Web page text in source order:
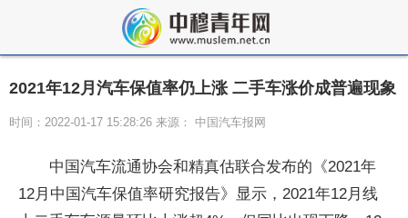
2021年12月汽车保值率仍上涨 二手车涨价成普遍现象
时间：2022-01-17 15:28:26 来源： 中国汽车报网
中国汽车流通协会和精真估联合发布的《2021年
12月中国汽车保值率研究报告》显示，2021年12月线